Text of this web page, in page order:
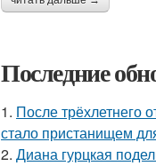
Последние
1. После трёхлетнего
стало пристанищем
2. Диана гурцкая